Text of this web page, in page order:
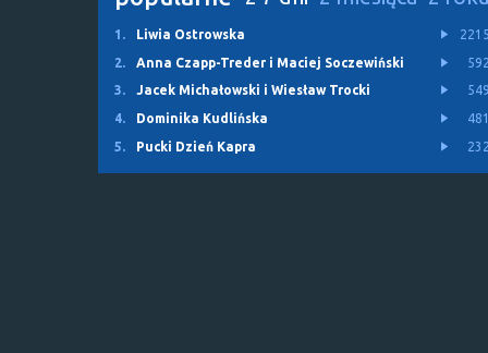
1. Liwia Ostrowska
2.
Anna Czapp-Treder i Maciej Soczewiński
3.
Jacek Michałowski i Wiesław Trocki
4.
Dominika Kudlińska
5.
Pucki Dzień Kapra